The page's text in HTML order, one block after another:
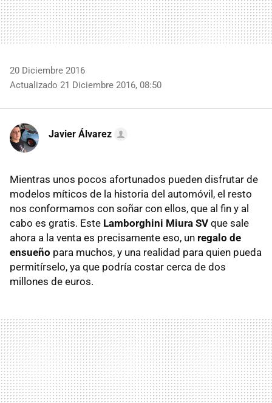
20 Diciembre 2016
Actualizado 21 Diciembre 2016, 08:50
Javier Álvarez
Mientras unos pocos afortunados pueden disfrutar de
modelos míticos de la historia del automóvil, el resto
nos conformamos con soñar con ellos, que al fin y al
cabo es gratis. Este Lamborghini Miura SV que sale
ahora a la venta es precisamente eso, un regalo de
ensueño para muchos, y una realidad para quien pueda
permitírselo, ya que podría costar cerca de dos
millones de euros.